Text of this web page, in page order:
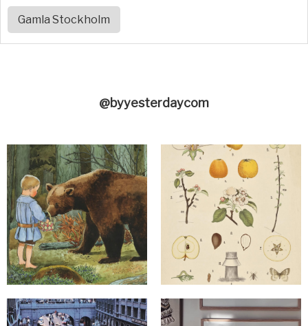
Gamla Stockholm
@byyesterdaycom